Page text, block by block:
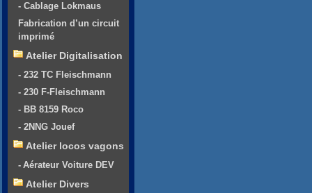
- Cablage Lokmaus
Fabrication d’un circuit
imprimé
Atelier Digitalisation
- 232 TC Fleischmann
- 230 F-Fleischmann
- BB 8159 Roco
- 2NNG Jouef
Atelier locos vagons
- Aérateur Voiture DEV
Atelier Divers